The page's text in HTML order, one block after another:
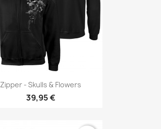
Vorschau
Zipper - Skulls & Flowers
39,95 €